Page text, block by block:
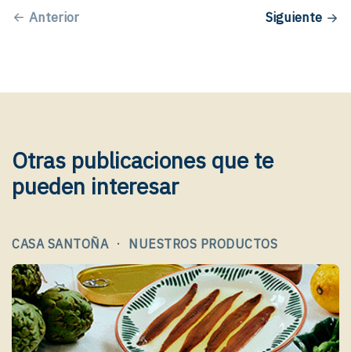
Anterior Siguiente
Otras publicaciones que te
pueden interesar
CASA SANTOÑA · NUESTROS PRODUCTOS